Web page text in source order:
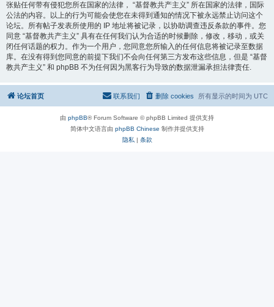
张贴任何带有侵犯您所在国家的法律， “基督教共产主义” 所在国家的法律，国际
公法的内容。以上的行为可能会使您在未得到通知的情况下被永远禁止访问这个
论坛。所有帖子发表所使用的 IP 地址将被记录，以协助调查违反条款的事件。您
同意 “基督教共产主义” 具有在任何我们认为合适的时候删除，修改，移动，或关
闭任何话题的权力。作为一个用户，您同意您所输入的任何信息将被记录至数据
库。在没有得到您同意的前提下我们不会向任何第三方发布这些信息，但是 “基督
教共产主义” 和 phpBB 不为任何因为黑客行为导致的数据泄漏承担法律责任.
论坛首页 所有显示的时间为 UTC
删除 cookies
联系我们
由 phpBB® Forum Software © phpBB Limited 提供支持
简体中文语言由 phpBB Chinese 制作并提供支持
隐私 | 条款